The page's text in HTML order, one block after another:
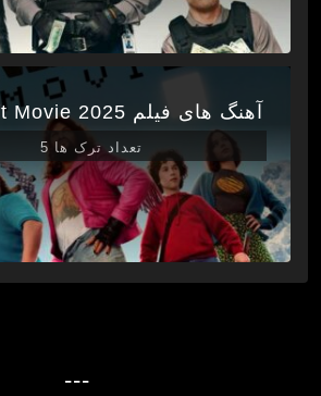
آهنگ های فیلم A Minecraft Movie 2025
تعداد ترک ها 5
---